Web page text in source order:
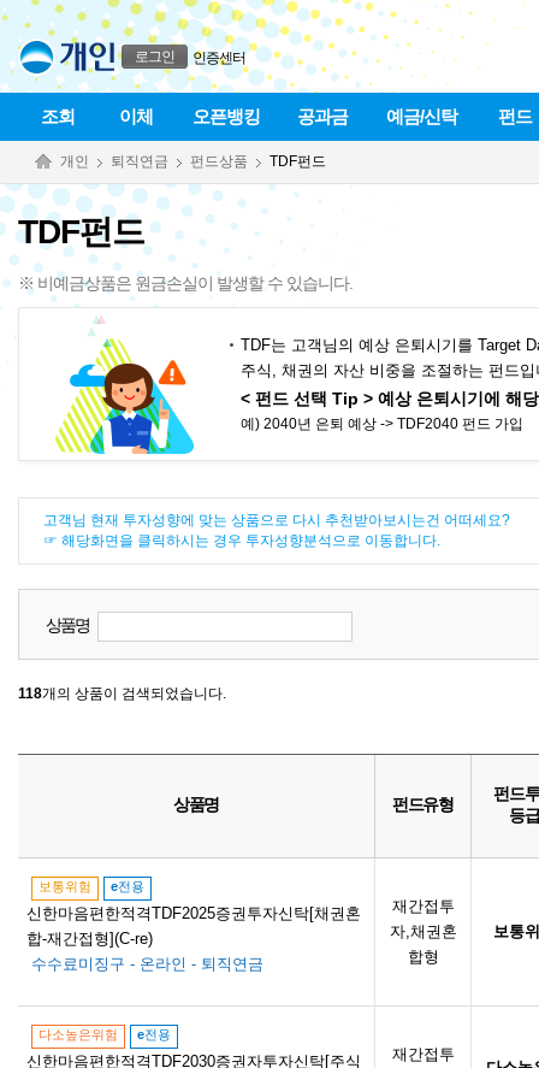
본문으로 바로가기
푸터 바로가기
로그인 인증센터
조회 이체 오픈뱅킹 공과금 예금/신탁 펀드
개인 퇴직연금 펀드상품 TDF펀드
TDF펀드
※ 비예금상품은 원금손실이 발생할 수 있습니다.
TDF는 고객님의 예상 은퇴시기를 Target
주식, 채권의 자산 비중을 조절하는 펀드입
< 펀드 선택 Tip > 예상 은퇴시기에 해
예) 2040년 은퇴 예상 -> TDF2040 펀드 가입
고객님 현재 투자성향에 맞는 상품으로 다시 추천받아보시는건 어떠세요?
☞ 해당화면을 클릭하시는 경우 투자성향분석으로 이동합니다.
상품명
118개의 상품이 검색되었습니다.
상품명 펀드유형
펀드
등급
보통위험 e전용
신한마음편한적격TDF2025증권투자신탁[채권혼
합-재간접형](C-re)
수수료미징구 - 온라인 - 퇴직연금
재간접투
자,채권혼
합형
보통
다소높은위험 e전용
신한마음편한적격TDF2030증권자투자신탁[주식
재간접투